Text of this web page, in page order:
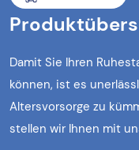
Damit Sie Ihren
können, ist es
Altersvorsorge zu
stellen wir Ihnen mit